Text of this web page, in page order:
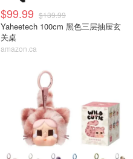
$99.99 $139.99
Yaheetech 100cm 黑色三层抽屉玄
关桌
amazon.ca